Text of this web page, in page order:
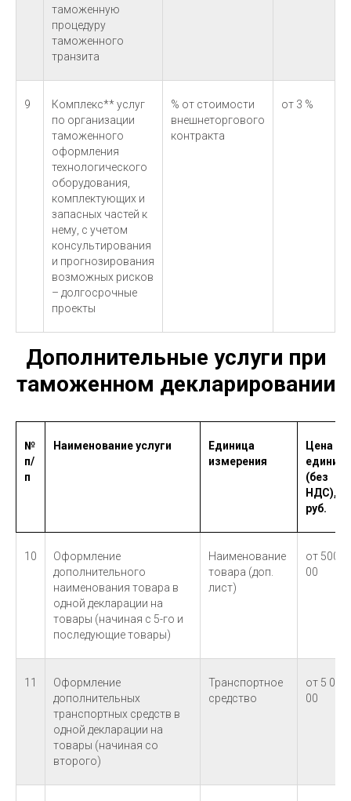
таможенную
процедуру
таможенного
транзита
9
Комплекс** услуг
по организации
таможенного
оформления
технологического
оборудования,
комплектующих и
запасных частей к
нему, с учетом
консультирования
и прогнозирования
возможных рисков
– долгосрочные
проекты
% от стоимости
внешнеторгового
контракта
от 3 %
Дополнительные услуги при
таможенном декларировании
№
п/
п
Наименование услуги
Единица
измерения
Цена за
единицу
(без
НДС),
руб.
10
Оформление
дополнительного
наименования товара в
одной декларации на
товары (начиная с 5-го и
последующие товары)
Наименование
товара (доп.
лист)
от 500-
00
11
Оформление
дополнительных
транспортных средств в
одной декларации на
товары (начиная со
второго)
Транспортное
средство
от 5 000-
00